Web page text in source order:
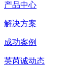
产品中心
解决方案
成功案例
英芮诚动态